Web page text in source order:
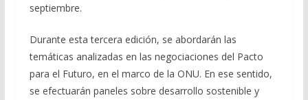
septiembre.
Durante esta tercera edición, se abordarán las
temáticas analizadas en las negociaciones del Pacto
para el Futuro, en el marco de la ONU. En ese sentido,
se efectuarán paneles sobre desarrollo sostenible y